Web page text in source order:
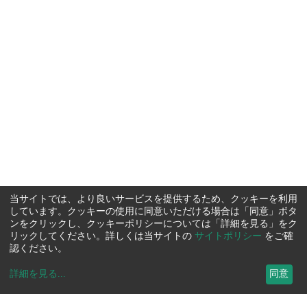
当サイトでは、より良いサービスを提供するため、クッキーを利用
しています。クッキーの使用に同意いただける場合は「同意」ボタ
ンをクリックし、クッキーポリシーについては「詳細を見る」をク
リックしてください。詳しくは当サイトの サイトポリシー をご確
認ください。
詳細を見る ... 同意